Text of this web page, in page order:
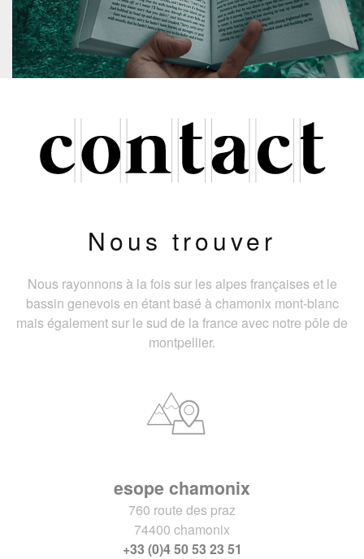
Nous trouver
Nous rayonnons à la fois sur les alpes françaises et le
bassin genevois en étant basé à chamonix mont-blanc
mais également sur le sud de la france avec notre pôle de
montpellier.
esope chamonix
760 route des praz
74400 chamonix
+33 (0)4 50 53 23 51